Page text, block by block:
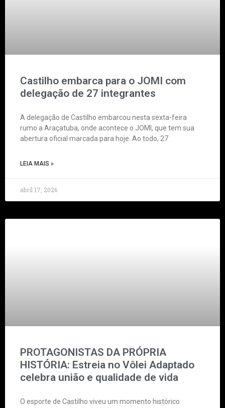
Castilho embarca para o JOMI com
delegação de 27 integrantes
A delegação de Castilho embarcou nesta sexta-feira
rumo a Araçatuba, onde acontece o JOMI, que tem sua
abertura oficial marcada para hoje. Ao todo, 27
LEIA MAIS »
abril 17, 2026
PROTAGONISTAS DA PRÓPRIA
HISTÓRIA: Estreia no Vôlei Adaptado
celebra união e qualidade de vida
O esporte de Castilho viveu um momento histórico